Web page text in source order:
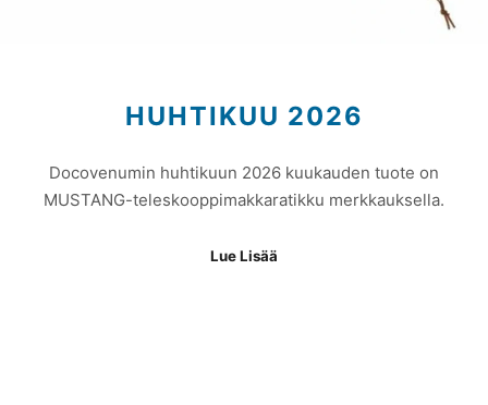
HUHTIKUU 2026
Docovenumin huhtikuun 2026 kuukauden tuote on
MUSTANG-teleskooppimakkaratikku merkkauksella.
Lue Lisää